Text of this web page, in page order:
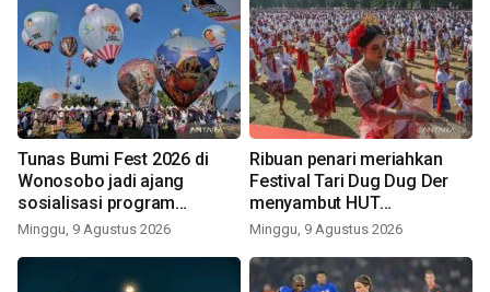
Tunas Bumi Fest 2026 di
Wonosobo jadi ajang
sosialisasi program
pemerintah lewat balon
Minggu, 9 Agustus 2026
Ribuan penari meriahkan
Festival Tari Dug Dug Der
menyambut HUT
Kemerdekaan
Minggu, 9 Agustus 2026